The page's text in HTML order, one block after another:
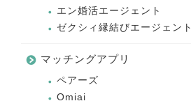
エン婚活エージェント
ゼクシィ縁結びエージェント
マッチングアプリ
ペアーズ
Omiai